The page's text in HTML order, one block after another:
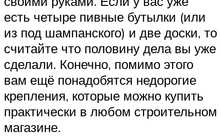
есть четыре пивные бутылки (или
из под шампанского) и две доски, то
считайте что половину дела вы уже
сделали. Конечно, помимо этого
вам ещё понадобятся недорогие
крепления, которые можно купить
практически в любом строительном
магазине.